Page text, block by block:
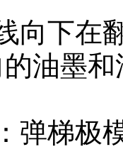
下在
油墨
梯极